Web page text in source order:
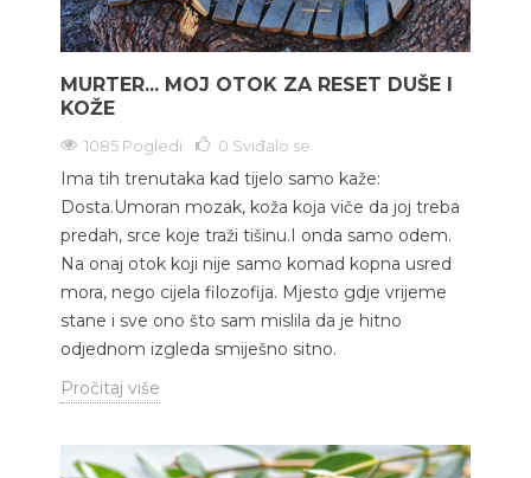
MURTER... MOJ OTOK ZA RESET DUŠE I
KOŽE
1085 Pogledi 0 Sviđalo se
Ima tih trenutaka kad tijelo samo kaže:
Dosta.Umoran mozak, koža koja viče da joj treba
predah, srce koje traži tišinu.I onda samo odem.
Na onaj otok koji nije samo komad kopna usred
mora, nego cijela filozofija. Mjesto gdje vrijeme
stane i sve ono što sam mislila da je hitno
odjednom izgleda smiješno sitno.
Pročitaj više